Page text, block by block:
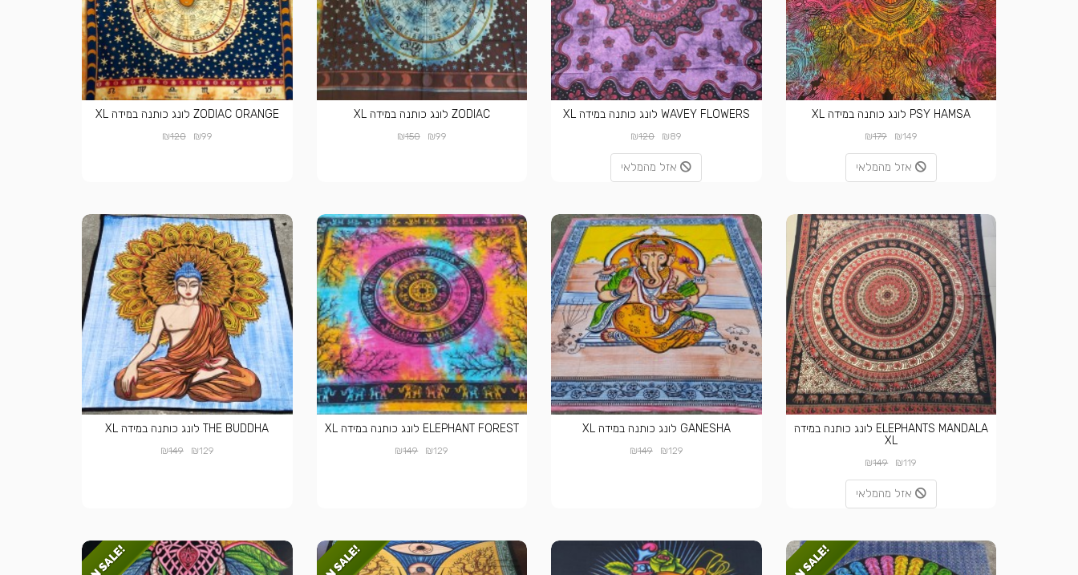
PSY HAMSA לונג כותנה במידה XL
₪149
₪179
אזל מהמלאי
WAVEY FLOWERS לונג כותנה במידה XL
₪89
₪120
אזל מהמלאי
ZODIAC לונג כותנה במידה XL
₪99
₪150
ZODIAC ORANGE לונג כותנה במידה XL
₪99
₪120
ELEPHANTS MANDALA לונג כותנה במידה
XL
₪119
₪149
אזל מהמלאי
GANESHA לונג כותנה במידה XL
₪129
₪149
ELEPHANT FOREST לונג כותנה במידה XL
₪129
₪149
THE BUDDHA לונג כותנה במידה XL
₪129
₪149